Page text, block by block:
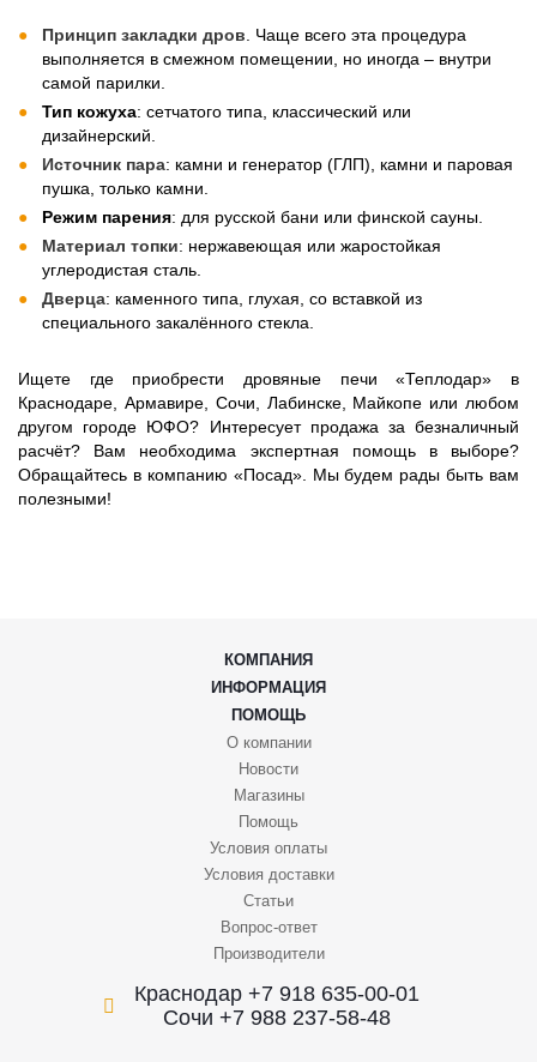
Принцип закладки дров . Чаще всего эта процедура
выполняется в смежном помещении, но иногда – внутри
самой парилки.
Тип кожуха: сетчатого типа, классический или
дизайнерский.
Источник пара: камни и генератор (ГЛП), камни и паровая
пушка, только камни.
Режим парения: для русской бани или финской сауны.
Материал топки: нержавеющая или жаростойкая
углеродистая сталь.
Дверца: каменного типа, глухая, со вставкой из
специального закалённого стекла.
Ищете где приобрести дровяные печи «Теплодар» в
Краснодаре, Армавире, Сочи, Лабинске, Майкопе или любом
другом городе ЮФО? Интересует продажа за безналичный
расчёт? Вам необходима экспертная помощь в выборе?
Обращайтесь в компанию «Посад». Мы будем рады быть вам
полезными!
КОМПАНИЯ
ИНФОРМАЦИЯ
ПОМОЩЬ
О компании
Новости
Магазины
Помощь
Условия оплаты
Условия доставки
Статьи
Вопрос-ответ
Производители
Краснодар +7 918 635-00-01
Сочи +7 988 237-58-48